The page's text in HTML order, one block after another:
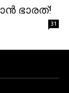
ഭാരത്!
31